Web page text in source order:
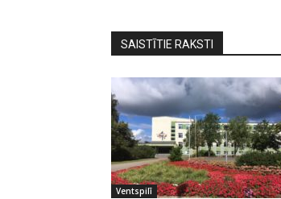
SAISTĪTIE RAKSTI
Ventspilī